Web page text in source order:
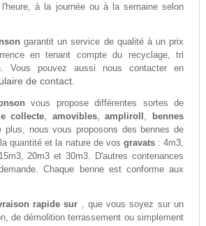
à la journée ou à la semaine selon
garantit un service de qualité à un prix
en tenant compte du recyclage, tri
Vous pouvez aussi nous contacter en
de contact.
vous propose différentes sortes de
collecte, amovibles,ampliroll ,
bennes
nous vous proposons des bennes de
quantité et la nature de vos gravats: 4m3,
20m3 et 30m3. D'autres contenances
Chaque benne est conforme aux
rapide sur , que vous soyez sur un
de démolition terrassement ou simplement